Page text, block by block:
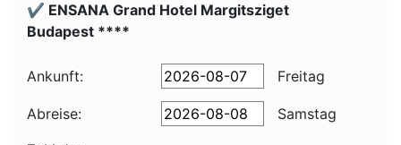
✔️ ENSANA Grand Hotel Margitsziget
Budapest ****
Ankunft: Freitag
Abreise:
Samstag